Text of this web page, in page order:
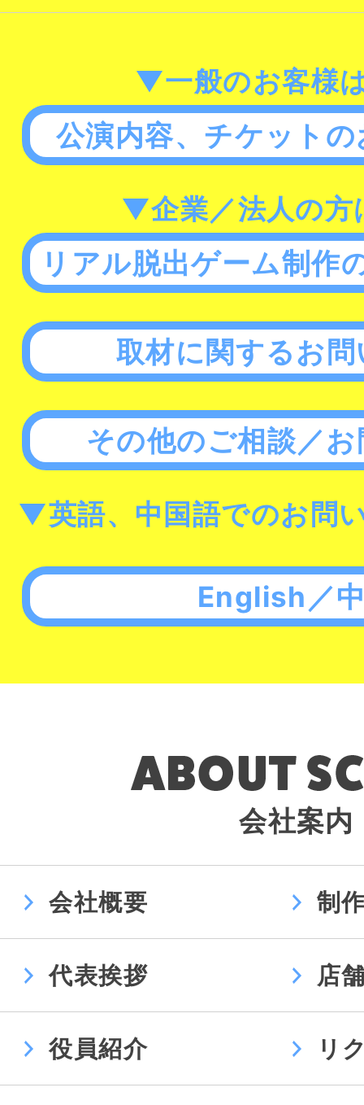
▼一般のお客様
公演内容、チケット
▼企業／法人の方
リアル脱出ゲーム制作
取材に関するお
その他のご相談／
▼英語、中国語でのお問
English／
会社案内
会社概要 制
代表挨拶 店
役員紹介 リ